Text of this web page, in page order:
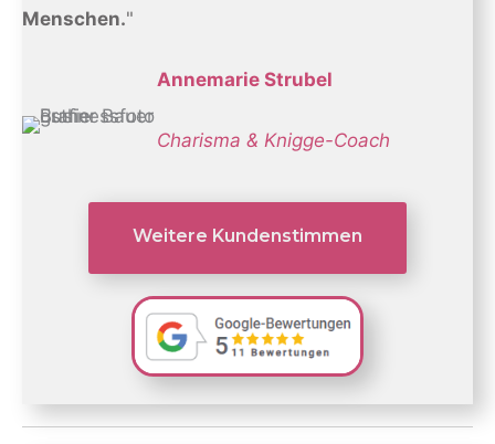
Menschen."
Annemarie Strubel
Charisma & Knigge-Coach
Weitere Kundenstimmen